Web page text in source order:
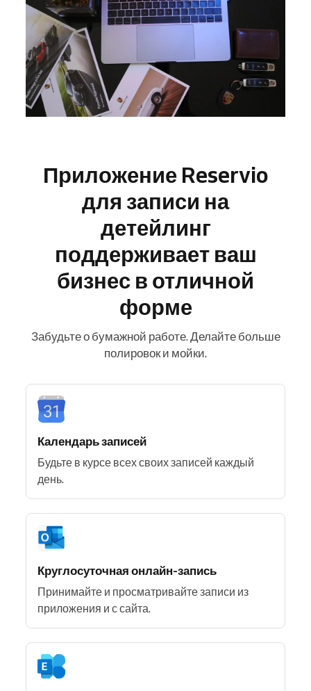
Приложение Reservio
для записи на
детейлинг
поддерживает ваш
бизнес в отличной
форме
Забудьте о бумажной работе. Делайте больше
полировок и мойки.
Календарь записей
Будьте в курсе всех своих записей каждый
день.
Круглосуточная онлайн-запись
Принимайте и просматривайте записи из
приложения и с сайта.